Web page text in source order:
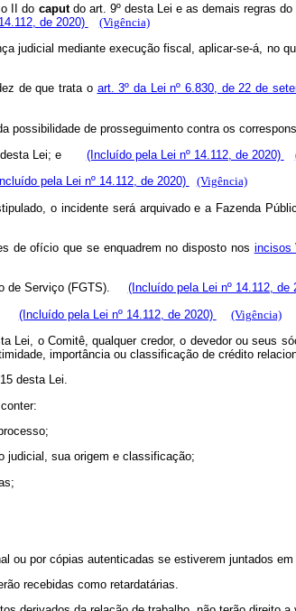
II do caputdo art. 9º desta Lei e as demais regras
de 2020)
(Vigência)
judicial mediante execução fiscal, aplicar-se-á,
de que trata o art. 3º da Lei nº 6.830, de 22 de
possibilidade de prosseguimento contra os
desta Lei; e (Incluído pela Lei nº 14.112, de 2020)
pela Lei nº 14.112, de 2020)
(Vigência)
o incidente será arquivado e a Fazenda
de ofício que se enquadrem no disposto nos incisos
de Serviço (FGTS). (Incluído pela Lei nº 14.112, de
(Incluído pela Lei nº 14.112, de 2020)
(Vigência)
Lei, o Comitê, qualquer credor, o devedor ou seus
importância ou classificação de crédito
desta Lei.
judicial, sua origem e classificação;
ou por cópias autenticadas se estiverem juntados em
recebidas como retardatárias.